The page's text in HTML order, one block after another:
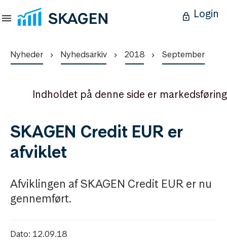
Login
Nyheder Nyhedsarkiv 2018 September
Indholdet på denne side er markedsføring
SKAGEN Credit EUR er
afviklet
Afviklingen af SKAGEN Credit EUR er nu
gennemført.
Dato: 12.09.18